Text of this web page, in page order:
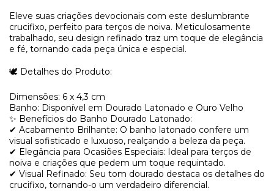
Eleve suas criações devocionais com este deslumbrante
crucifixo, perfeito para terços de noiva. Meticulosamente
trabalhado, seu design refinado traz um toque de elegância
e fé, tornando cada peça única e especial.
🕊️ Detalhes do Produto:
Dimensões: 6 x 4,3 cm
Banho: Disponível em Dourado Latonado e Ouro Velho
✨ Benefícios do Banho Dourado Latonado:
✔ Acabamento Brilhante: O banho latonado confere um
visual sofisticado e luxuoso, realçando a beleza da peça.
✔ Elegância para Ocasiões Especiais: Ideal para terços de
noiva e criações que pedem um toque requintado.
✔ Visual Refinado: Seu tom dourado destaca os detalhes do
crucifixo, tornando-o um verdadeiro diferencial.